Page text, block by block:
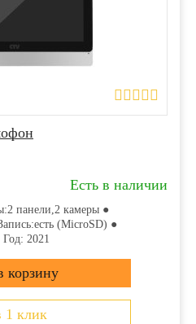
Есть в наличии
панели,2 камеры ●
(MicroSD) ●
2021
1 клик